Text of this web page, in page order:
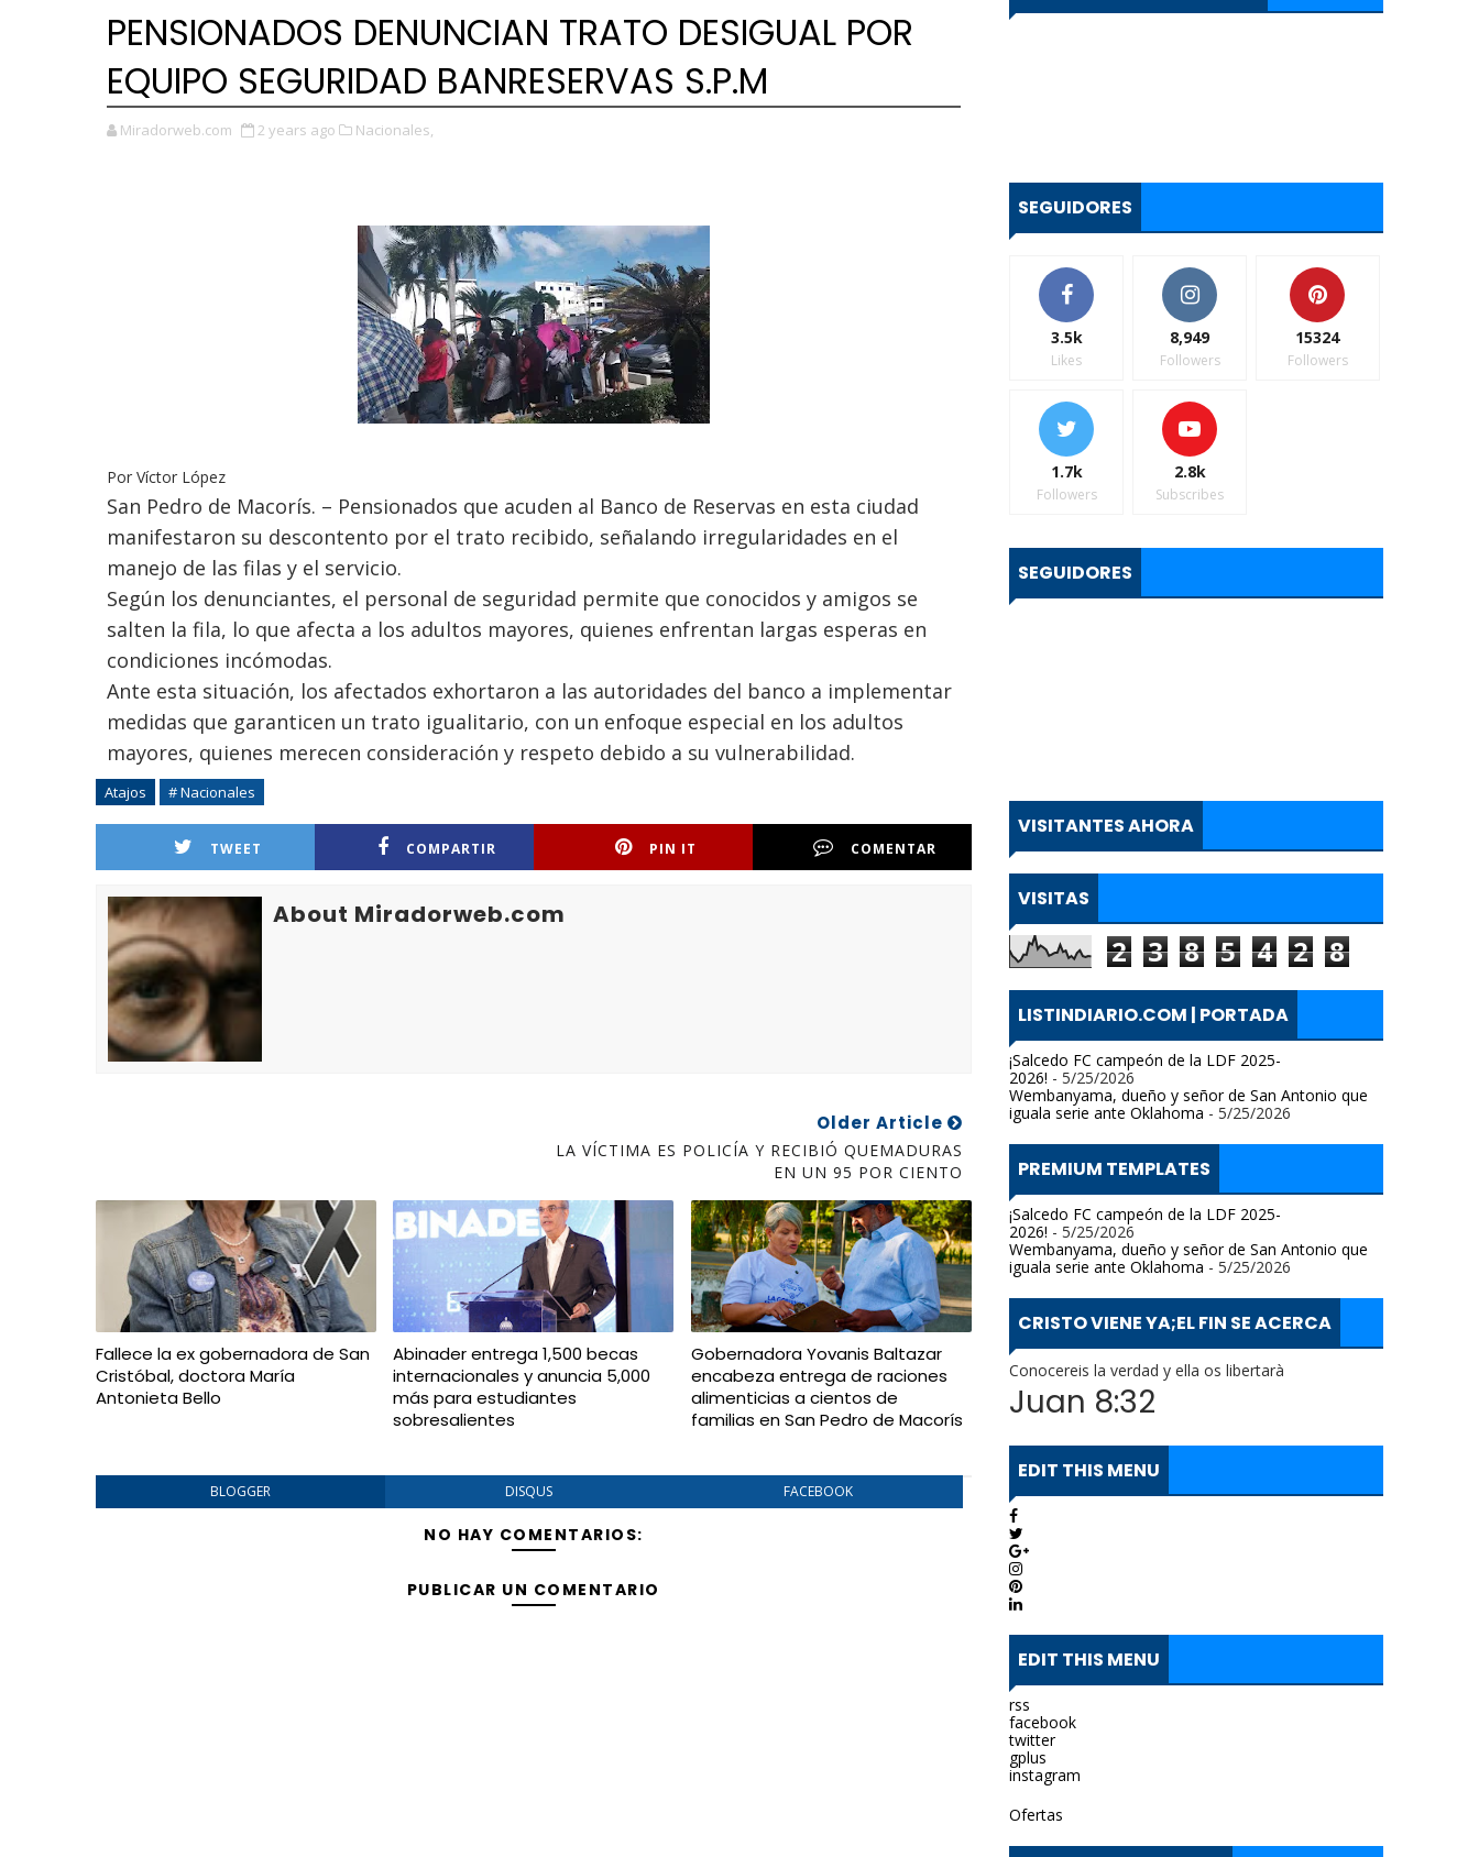
PENSIONADOS DENUNCIAN TRATO DESIGUAL POR
EQUIPO SEGURIDAD BANRESERVAS S.P.M
Miradorweb.com 2 years ago Nacionales,
Por Víctor López
San Pedro de Macorís. – Pensionados que acuden al Banco de Reservas en esta ciudad
manifestaron su descontento por el trato recibido, señalando irregularidades en el
manejo de las filas y el servicio.
Según los denunciantes, el personal de seguridad permite que conocidos y amigos se
salten la fila, lo que afecta a los adultos mayores, quienes enfrentan largas esperas en
condiciones incómodas.
Ante esta situación, los afectados exhortaron a las autoridades del banco a implementar
medidas que garanticen un trato igualitario, con un enfoque especial en los adultos
mayores, quienes merecen consideración y respeto debido a su vulnerabilidad.
Atajos # Nacionales
TWEET COMPARTIR PIN IT COMENTAR
About Miradorweb.com
Older Article
LA VÍCTIMA ES POLICÍA Y RECIBIÓ QUEMADURAS
EN UN 95 POR CIENTO
Fallece la ex gobernadora de San
Cristóbal, doctora María
Antonieta Bello
Abinader entrega 1,500 becas
internacionales y anuncia 5,000
más para estudiantes
sobresalientes
Gobernadora Yovanis Baltazar
encabeza entrega de raciones
alimenticias a cientos de
familias en San Pedro de Macorís
BLOGGER DISQUS FACEBOOK
NO HAY COMENTARIOS:
PUBLICAR UN COMENTARIO
SEGUIDORES
3.5k
Likes
8,949
Followers
15324
Followers
1.7k
Followers
2.8k
Subscribes
SEGUIDORES
VISITANTES AHORA
VISITAS
2 3 8 5 4 2 8
LISTINDIARIO.COM | PORTADA
¡Salcedo FC campeón de la LDF 2025-
2026! - 5/25/2026
Wembanyama, dueño y señor de San Antonio que
iguala serie ante Oklahoma - 5/25/2026
PREMIUM TEMPLATES
¡Salcedo FC campeón de la LDF 2025-
2026! - 5/25/2026
Wembanyama, dueño y señor de San Antonio que
iguala serie ante Oklahoma - 5/25/2026
CRISTO VIENE YA;EL FIN SE ACERCA
Conocereis la verdad y ella os libertarà
Juan 8:32
EDIT THIS MENU
EDIT THIS MENU
rss
facebook
twitter
gplus
instagram
Ofertas